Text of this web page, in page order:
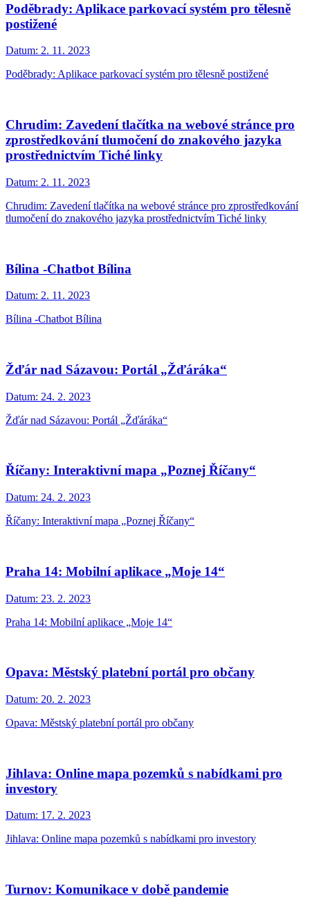
Poděbrady: Aplikace parkovací systém pro tělesně
postižené
Datum: 2. 11. 2023
Poděbrady: Aplikace parkovací systém pro tělesně postižené
Chrudim: Zavedení tlačítka na webové stránce pro
zprostředkování tlumočení do znakového jazyka
prostřednictvím Tiché linky
Datum: 2. 11. 2023
Chrudim: Zavedení tlačítka na webové stránce pro zprostředkování
tlumočení do znakového jazyka prostřednictvím Tiché linky
Bílina -Chatbot Bílina
Datum: 2. 11. 2023
Bílina -Chatbot Bílina
Žďár nad Sázavou: Portál „Žďáráka“
Datum: 24. 2. 2023
Žďár nad Sázavou: Portál „Žďáráka“
Říčany: Interaktivní mapa „Poznej Říčany“
Datum: 24. 2. 2023
Říčany: Interaktivní mapa „Poznej Říčany“
Praha 14: Mobilní aplikace „Moje 14“
Datum: 23. 2. 2023
Praha 14: Mobilní aplikace „Moje 14“
Opava: Městský platební portál pro občany
Datum: 20. 2. 2023
Opava: Městský platební portál pro občany
Jihlava: Online mapa pozemků s nabídkami pro
investory
Datum: 17. 2. 2023
Jihlava: Online mapa pozemků s nabídkami pro investory
Turnov: Komunikace v době pandemie